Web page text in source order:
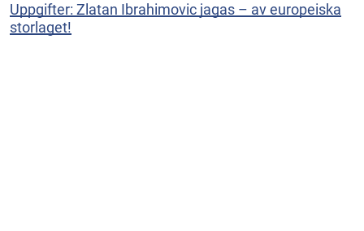
Uppgifter: Zlatan Ibrahimovic jagas – av europeiska
storlaget!